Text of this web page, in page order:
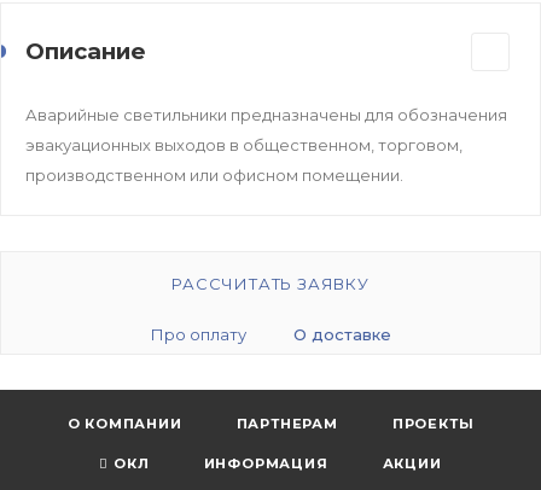
Описание
Аварийные светильники предназначены для обозначения
эвакуационных выходов в общественном, торговом,
производственном или офисном помещении.
РАССЧИТАТЬ ЗАЯВКУ
Про оплату О доставке
О КОМПАНИИ ПАРТНЕРАМ ПРОЕКТЫ
ОКЛ ИНФОРМАЦИЯ АКЦИИ